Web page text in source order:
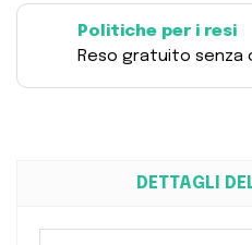
Politiche per i resi
Reso gratuito senza
DETTAGLI